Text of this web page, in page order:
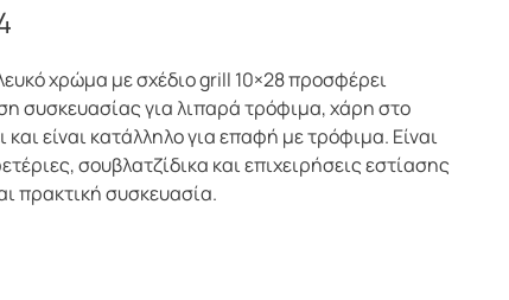
χρώμα με σχέδιο grill 10×28 προσφέρει
συσκευασίας για λιπαρά τρόφιμα, χάρη στο
και είναι κατάλληλο για επαφή με τρόφιμα. Είναι
σουβλατζίδικα και επιχειρήσεις εστίασης
πρακτική συσκευασία.